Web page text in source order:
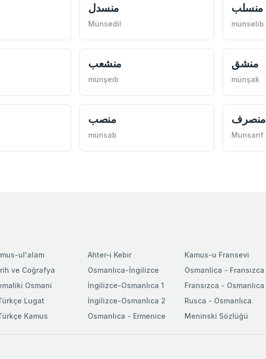
منسدل
Münsedil
منسلب
münselib
منشعب
münşeıb
منشق
münşak
منصب
münsab
منصرف
Munsarif
ul'alam
ve Coğrafya
Osmani
Lugat
Kamus
Ahter-i Kebir
Osmanlıca-İngilizce
İngilizce-Osmanlıca 1
İngilizce-Osmanlıca 2
Osmanlıca - Ermenice
Kamus-u Fransevi
Osmanlica - Fransızca
Fransızca - Osmanlıca
Rusca - Osmanlıca
Meninski Sözlüğü